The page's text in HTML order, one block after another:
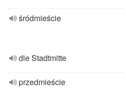
śródmieście
die Stadtmitte
przedmieście